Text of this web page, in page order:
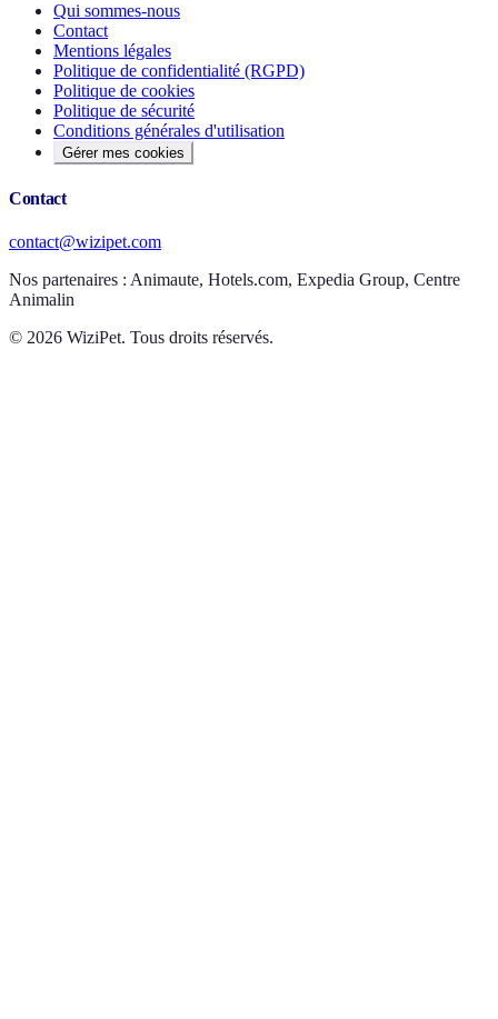
Qui sommes-nous
Contact
Mentions légales
Politique de confidentialité (RGPD)
Politique de cookies
Politique de sécurité
Conditions générales d'utilisation
Gérer mes cookies
Contact
contact@wizipet.com
Nos partenaires : Animaute, Hotels.com, Expedia Group, Centre
Animalin
© 2026 WiziPet. Tous droits réservés.